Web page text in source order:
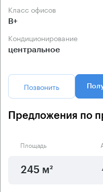
Класс офисов
B+
Кондиционирование
центральное
Позвонить
Предложения по
Площадь
245 м²